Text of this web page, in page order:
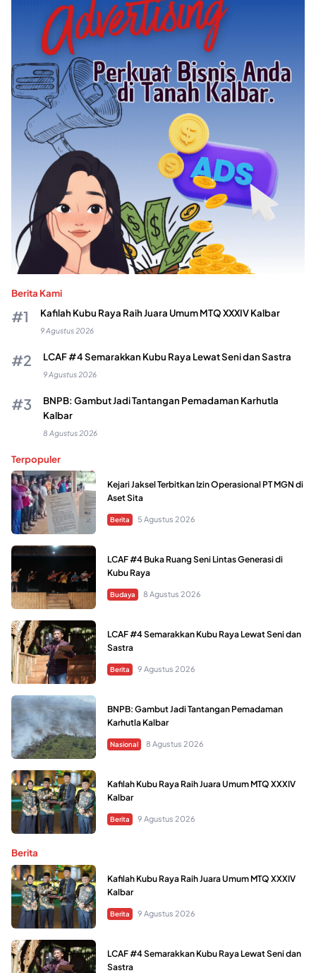
Berita Kami
Kafilah Kubu Raya Raih Juara Umum MTQ XXXIV Kalbar
9 Agustus 2026
LCAF #4 Semarakkan Kubu Raya Lewat Seni dan Sastra
9 Agustus 2026
BNPB: Gambut Jadi Tantangan Pemadaman Karhutla
Kalbar
8 Agustus 2026
Terpopuler
Kejari Jaksel Terbitkan Izin Operasional PT MGN di
Aset Sita
Berita 5 Agustus 2026
LCAF #4 Buka Ruang Seni Lintas Generasi di
Kubu Raya
Budaya 8 Agustus 2026
LCAF #4 Semarakkan Kubu Raya Lewat Seni dan
Sastra
Berita 9 Agustus 2026
BNPB: Gambut Jadi Tantangan Pemadaman
Karhutla Kalbar
Nasional 8 Agustus 2026
Kafilah Kubu Raya Raih Juara Umum MTQ XXXIV
Kalbar
Berita 9 Agustus 2026
Berita
Kafilah Kubu Raya Raih Juara Umum MTQ XXXIV
Kalbar
Berita 9 Agustus 2026
LCAF #4 Semarakkan Kubu Raya Lewat Seni dan
Sastra